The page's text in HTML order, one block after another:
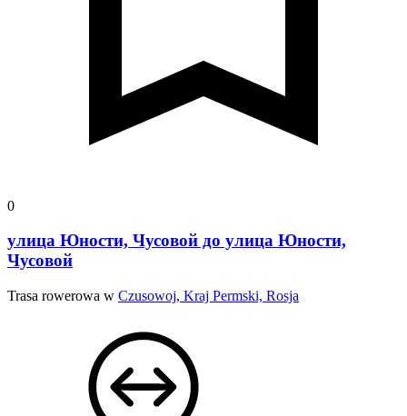
0
улица Юности, Чусовой до улица Юности,
Чусовой
Trasa rowerowa w Czusowoj, Kraj Permski, Rosja